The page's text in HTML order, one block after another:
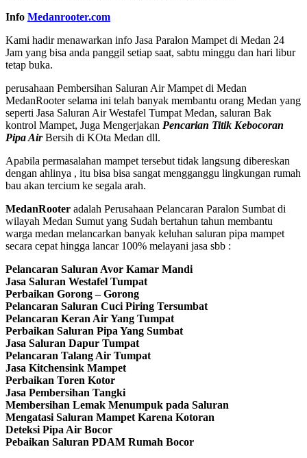
Info Medanrooter.com
Kami hadir menawarkan info Jasa Paralon Mampet di Medan 24
Jam yang bisa anda panggil setiap saat, sabtu minggu dan hari libur
tetap buka.
perusahaan Pembersihan Saluran Air Mampet di Medan
MedanRooter selama ini telah banyak membantu orang Medan yang
seperti Jasa Saluran Air Westafel Tumpat Medan, saluran Bak
kontrol Mampet, Juga Mengerjakan Pencarian Titik Kebocoran
Pipa Air Bersih di KOta Medan dll.
Apabila permasalahan mampet tersebut tidak langsung dibereskan
dengan ahlinya , itu bisa bisa sangat mengganggu lingkungan rumah
bau akan tercium ke segala arah.
MedanRooter adalah Perusahaan Pelancaran Paralon Sumbat di
wilayah Medan Sumut yang Sudah bertahun tahun membantu
warga medan melancarkan banyak keluhan saluran pipa mampet
secara cepat hingga lancar 100% melayani jasa sbb :
Pelancaran Saluran Avor Kamar Mandi
Jasa Saluran Westafel Tumpat
Perbaikan Gorong – Gorong
Pelancaran Saluran Cuci Piring Tersumbat
Pelancaran Keran Air Yang Tumpat
Perbaikan Saluran Pipa Yang Sumbat
Jasa Saluran Dapur Tumpat
Pelancaran Talang Air Tumpat
Jasa Kitchensink Mampet
Perbaikan Toren Kotor
Jasa Pembersihan Tangki
Membersihan Lemak Menumpuk pada Saluran
Mengatasi Saluran Mampet Karena Kotoran
Deteksi Pipa Air Bocor
Pebaikan Saluran PDAM Rumah Bocor